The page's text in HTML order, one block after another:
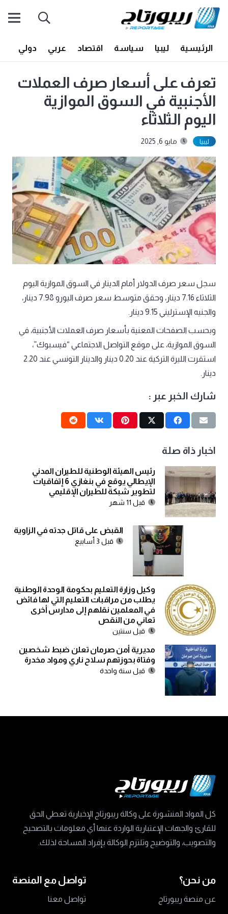
الرئيسية ليبيا سياسة اقتصاد عربي دولي
تعرف على أسعار صرف العملات
الأجنبية في السوق الموازية
اليوم الثلاثاء
ليبيا مايو 6, 2025
سجل سعر صرف الدولار أمام الدينار في السوق الموازية اليوم
الثلاثاء 7.16 دينار، وحقق متوسط سعر صرف اليورو 7.98 دينار،
والجنيه الإسترليني 9.15 دينار.
وبحسب الصفحات المعنية بأسعار صرف العملات الأجنبية، في
السوق الموازية، على موقع التواصل الاجتماعي “فيسبوك”،
استقرت الليرة التركية عند 0.20 دينار والدينار التونسي عند 2.20
دينار.
شارك الخبر عبر :
اخبار ذاة صلة
رئيس الهيئة الوطنية للطيران المدني
الإيطالي يوقع في بنغازي 6 إتفاقيات
لتطوير شبكة للطيران الإقليمي
قبل 11 شهر
القبض على قاتل جدته في الزاوية
قبل 3 أسابيع
وكيل وزارة التعليم بحكومة الوحدة الوطنية
يطلب من مراقبات التعليم التي لها فائض
في المعلمين نقلهم إلى مدارس أخرى
تعاني من النقص
قبل سنتين
مديرية أمن صرمان تعلن ضبط شخصين
وفتاة بحوزتهم سلاح ناري ومواد مخدرة
قبل سنة واحدة
كل المواد المنشورة على وكالة ريبورتاج الإخبارية تعطي الحق
للقارئ والجهات الإعتبارية الواردة عنها أي معلومات بالتصحيح
والتصويب، والتوضيح وتلتزم الوكالة بإفراد المساحة لذلك.
من نحن؟
عن منصة ريبورتاج
تواصل مع المنصة
تواصل معنا